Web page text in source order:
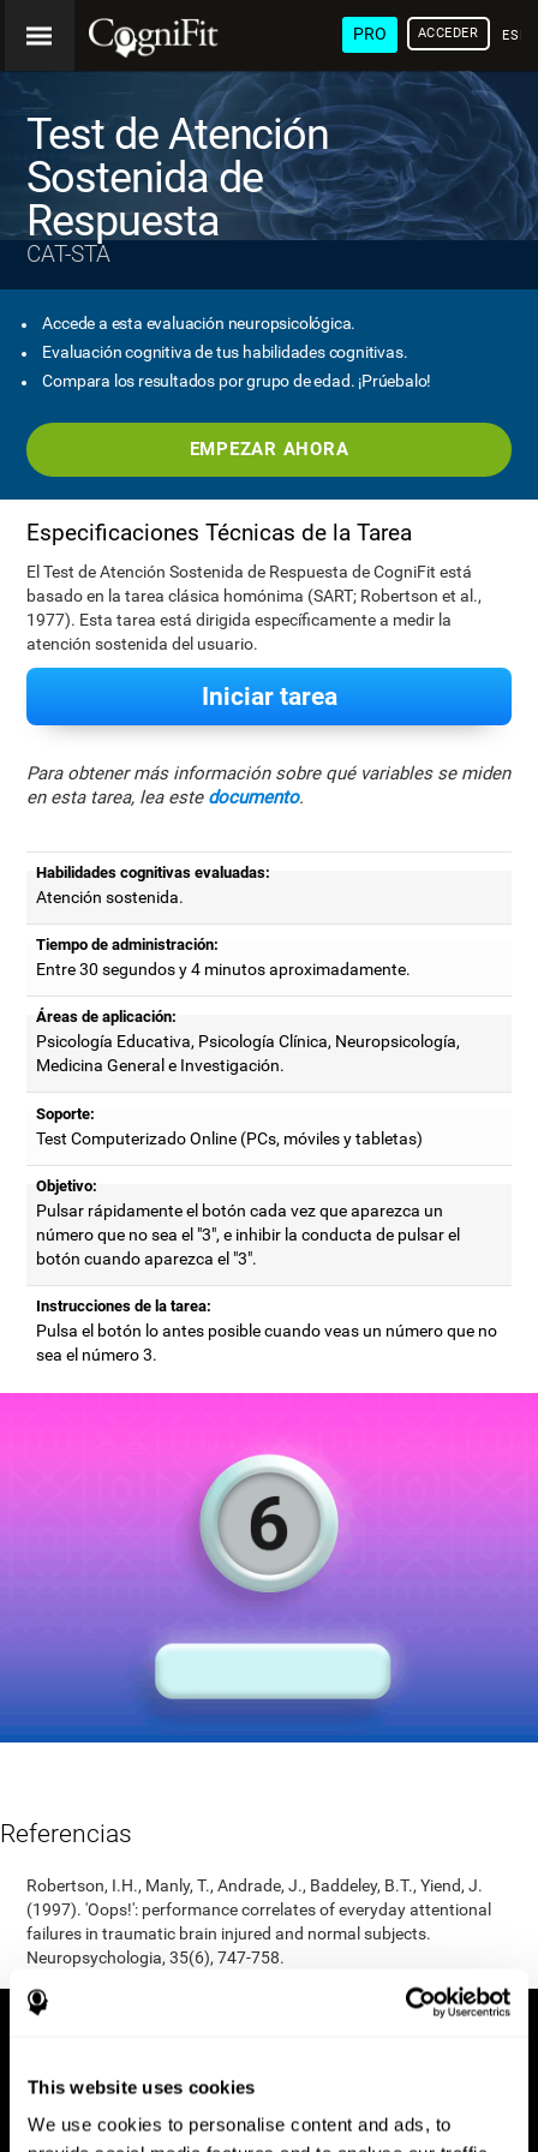
This website uses cookies
We use cookies to personalise content and ads, to
PRO ACCEDER
Test de Atención
Sostenida de
Respuesta
CAT-STA
Accede a esta evaluación neuropsicológica.
Evaluación cognitiva de tus habilidades cognitivas.
Compara los resultados por grupo de edad. ¡Prúebalo!
EMPEZAR AHORA
Especificaciones Técnicas de la Tarea
El Test de Atención Sostenida de Respuesta de CogniFit está
basado en la tarea clásica homónima (SART; Robertson et al.,
1977). Esta tarea está dirigida específicamente a medir la
atención sostenida del usuario.
Iniciar tarea
Para obtener más información sobre qué variables se miden
en esta tarea, lea este documento.
Habilidades cognitivas evaluadas:
Atención sostenida.
Tiempo de administración:
Entre 30 segundos y 4 minutos aproximadamente.
Áreas de aplicación:
Psicología Educativa, Psicología Clínica, Neuropsicología,
Medicina General e Investigación.
Soporte:
Test Computerizado Online (PCs, móviles y tabletas)
Objetivo:
Pulsar rápidamente el botón cada vez que aparezca un
número que no sea el "3", e inhibir la conducta de pulsar el
botón cuando aparezca el "3".
Instrucciones de la tarea:
Pulsa el botón lo antes posible cuando veas un número que no
sea el número 3.
Referencias
Robertson, I.H., Manly, T., Andrade, J., Baddeley, B.T., Yiend, J.
(1997). 'Oops!': performance correlates of everyday attentional
failures in traumatic brain injured and normal subjects.
Neuropsychologia, 35(6), 747-758.